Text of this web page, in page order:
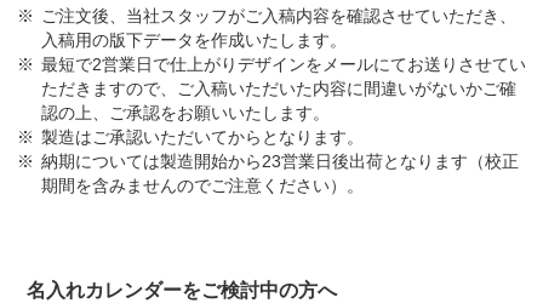
ご注文後、当社スタッフがご入稿内容を確認させていただき、
入稿用の版下データを作成いたします。
最短で2営業日で仕上がりデザインをメールにてお送りさせてい
ただきますので、ご入稿いただいた内容に間違いがないかご確
認の上、ご承認をお願いいたします。
製造はご承認いただいてからとなります。
納期については製造開始から23営業日後出荷となります（校正
期間を含みませんのでご注意ください）。
名入れカレンダーをご検討中の方へ